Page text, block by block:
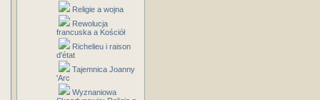
Religie a wojna
Rewolucja
francuska a Kościół
Richelieu i raison
d'état
Tajemnica Joanny
'Arc
Wyznaniowa